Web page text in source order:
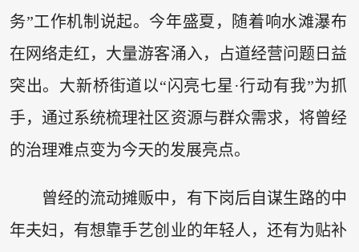
务”工作机制说起。今年盛夏，随着响水滩瀑布
在网络走红，大量游客涌入，占道经营问题日益
突出。大新桥街道以“闪亮七星·行动有我”为抓
手，通过系统梳理社区资源与群众需求，将曾经
的治理难点变为今天的发展亮点。
曾经的流动摊贩中，有下岗后自谋生路的中
年夫妇，有想靠手艺创业的年轻人，还有为贴补